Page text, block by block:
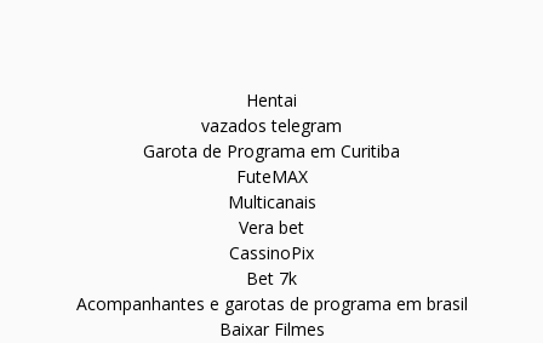
Hentai
vazados telegram
Garota de Programa em Curitiba
FuteMAX
Multicanais
Vera bet
CassinoPix
Bet 7k
Acompanhantes e garotas de programa em brasil
Baixar Filmes